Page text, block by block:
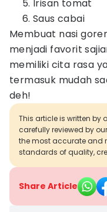
Irisan tomat
Saus cabai
Membuat nasi
menjadi favorit
memiliki cita rasa
termasuk mudah
deh!
This article is written by
carefully reviewed by
the most accurate and
standards of quality,
Share Article